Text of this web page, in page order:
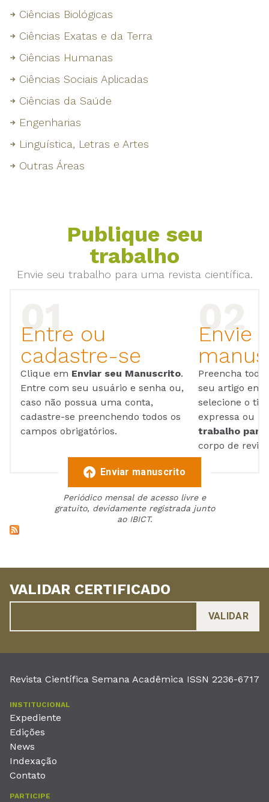
Ciências Biológicas
Ciências Exatas e da Terra
Ciências Humanas
Ciências Sociais Aplicadas
Ciências da Saúde
Engenharias
Linguística, Letras e Artes
Outras Áreas
Publique seu
trabalho
Envie seu trabalho para uma revista científica.
Entre ou
cadastre-se
Clique em Enviar seu Manuscrito.
Entre com seu usuário e senha ou,
caso não possua uma conta,
cadastre-se preenchendo todos os
campos obrigatórios.
Envie
Preencha
seu artigo em
selecione o
expressa ou
trabalho para
corpo de
Enviar manuscrito
Periódico mensal de acesso livre e
gratuito, devidamente registrada junto
ao IBICT.
VALIDAR CERTIFICADO
Revista Científica Semana Acadêmica ISSN 2236-6717
INSTITUCIONAL
Expediente
Edições
News
Indexação
Contato
PARTICIPE